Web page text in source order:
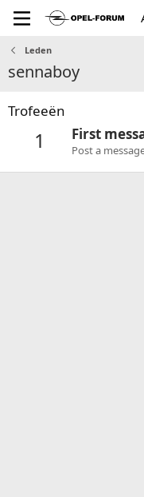
Leden
sennaboy
Trofeeën
1 First
Post a